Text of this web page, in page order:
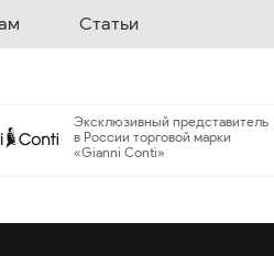
Статьи
Эксклюзивный представитель
в России торговой марки
«Gianni Conti»